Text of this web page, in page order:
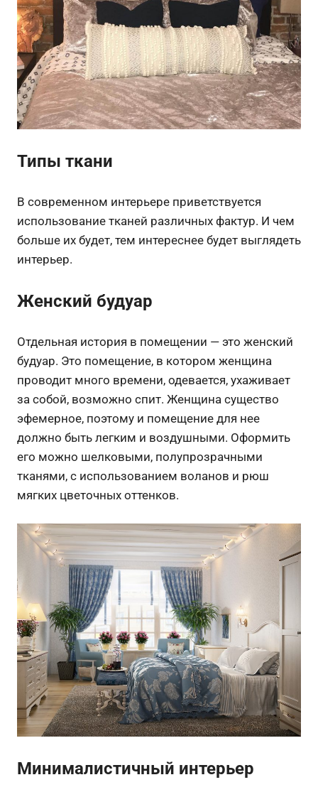
Типы ткани
В современном интерьере приветствуется
использование тканей различных фактур. И чем
больше их будет, тем интереснее будет выглядеть
интерьер.
Женский будуар
Отдельная история в помещении — это женский
будуар. Это помещение, в котором женщина
проводит много времени, одевается, ухаживает
за собой, возможно спит. Женщина существо
эфемерное, поэтому и помещение для нее
должно быть легким и воздушными. Оформить
его можно шелковыми, полупрозрачными
тканями, с использованием воланов и рюш
мягких цветочных оттенков.
Минималистичный интерьер